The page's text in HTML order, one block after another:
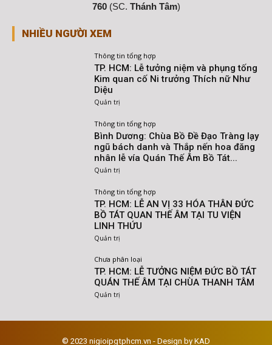
760(SC. Thánh Tâm)
NHIỀU NGƯỜI XEM
Thông tin tổng hợp
TP. HCM: Lễ tưởng niệm và phụng tống
Kim quan cố Ni trưởng Thích nữ Như
Diệu
Quản trị
Thông tin tổng hợp
Bình Dương: Chùa Bồ Đề Đạo Tràng lạy
ngũ bách danh và Thắp nến hoa đăng
nhân lễ vía Quán Thế Âm Bồ Tát...
Quản trị
Thông tin tổng hợp
TP. HCM: LỄ AN VỊ 33 HÓA THÂN ĐỨC
BỒ TÁT QUAN THẾ ÂM TẠI TU VIỆN
LINH THỨU
Quản trị
Chưa phân loại
TP. HCM: LỄ TƯỞNG NIỆM ĐỨC BỒ TÁT
QUÁN THẾ ÂM TẠI CHÙA THANH TÂM
Quản trị
© 2023 nigioipgtphcm.vn - Design by KAD